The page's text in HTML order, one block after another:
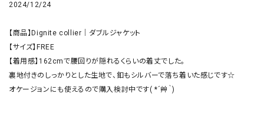
2024/12/24
【商品】Dignite collier｜ダブルジャケット
【サイズ】FREE
【着用感】162cmで腰回りが隠れるくらいの着丈でした。
裏地付きのしっかりとした生地で、釦もシルバーで落ち着いた感じです☆
オケージョンにも使えるので購入検討中です( *´艸｀)